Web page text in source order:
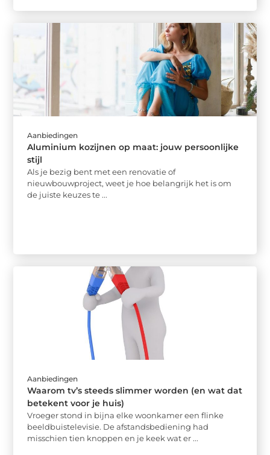
Aanbiedingen
Aluminium kozijnen op maat: jouw persoonlijke
stijl
Als je bezig bent met een renovatie of
nieuwbouwproject, weet je hoe belangrijk het is om
de juiste keuzes te ...
Aanbiedingen
Waarom tv’s steeds slimmer worden (en wat dat
betekent voor je huis)
Vroeger stond in bijna elke woonkamer een flinke
beeldbuistelevisie. De afstandsbediening had
misschien tien knoppen en je keek wat er ...